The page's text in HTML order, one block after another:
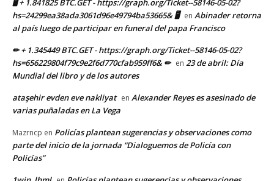
🖥 + 1.841825 BTC.GET - https://graph.org/Ticket--58146-05-02?
hs=24299ea38ada3061d96e49794ba53665& 🖥 en Abinader retorna
al país luego de participar en funeral del papa Francisco
✏ + 1.345449 BTC.GET - https://graph.org/Ticket--58146-05-02?
hs=656229804f79c9e2f6d770cfab959ff6& ✏ en 23 de abril: Día
Mundial del libro y de los autores
ataşehir evden eve nakliyat en Alexander Reyes es asesinado de
varias puñaladas en La Vega
Mazrncp en Policías plantean sugerencias y observaciones como
parte del inicio de la jornada “Dialoguemos de Policía con
Policías”